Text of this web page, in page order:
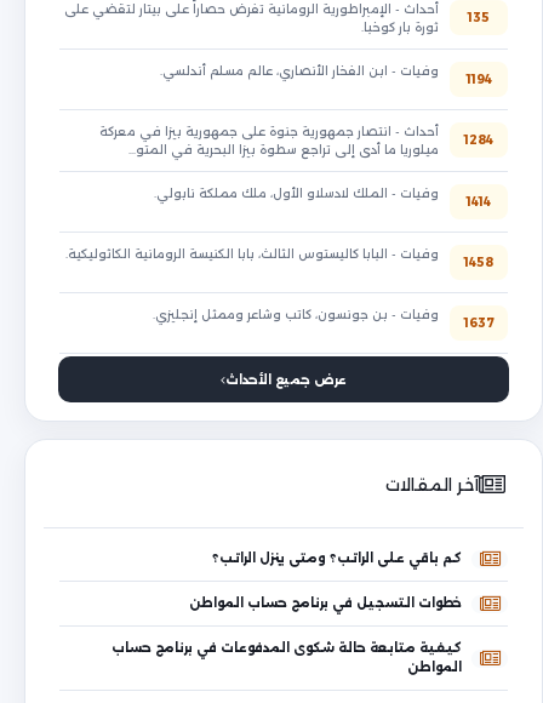
135
أحداث - الإمبراطورية الرومانية تفرض حصاراً على بيتار لتقضي على
ثورة بار كوخبا.
1194
وفيات - ابن الفخار الأنصاري، عالم مسلم أندلسي.
1284
أحداث - انتصار جمهورية جنوة على جمهورية بيزا في معركة
ميلوريا ما أدى إلى تراجع سطوة بيزا البحرية في المتو…
1414
وفيات - الملك لادسلاو الأول، ملك مملكة نابولي.
1458
وفيات - البابا كاليستوس الثالث، بابا الكنيسة الرومانية الكاثوليكية.
1637
وفيات - بن جونسون، كاتب وشاعر وممثل إنجليزي.
عرض جميع الأحداث
آخر المقالات
كم باقي على الراتب؟ ومتى ينزل الراتب؟
خطوات التسجيل في برنامج حساب المواطن
كيفية متابعة حالة شكوى المدفوعات في برنامج حساب
المواطن